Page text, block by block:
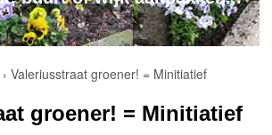
› Valeriusstraat groener! = Minitiatief
groener! = Minitiatief